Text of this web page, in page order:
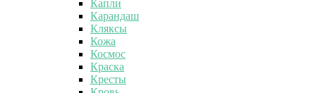
Капли
Карандаш
Кляксы
Кожа
Космос
Краска
Кресты